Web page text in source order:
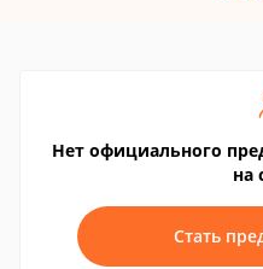
Нет официального
на
Стать